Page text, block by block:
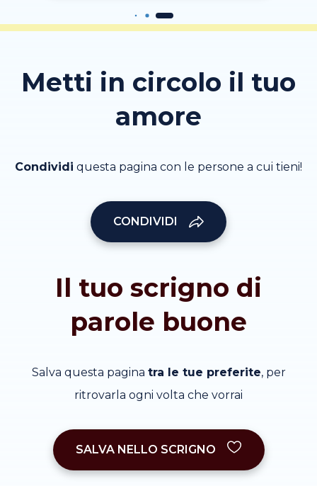
Metti in circolo il tuo
amore
Condividi questa pagina con le persone a cui tieni!
CONDIVIDI
Il tuo scrigno di
parole buone
Salva questa pagina tra le tue preferite, per
ritrovarla ogni volta che vorrai
SALVA NELLO SCRIGNO